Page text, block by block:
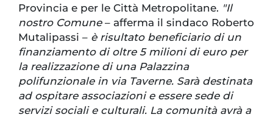
Provincia e per le Città Metropolitane. "Il
nostro Comune– afferma il sindaco Roberto
Mutalipassi – è risultato beneficiario di un
finanziamento di oltre 5 milioni di euro per
la realizzazione di una Palazzina
polifunzionale in via Taverne. Sarà destinata
ad ospitare associazioni e essere sede di
servizi sociali e culturali. La comunità avrà a